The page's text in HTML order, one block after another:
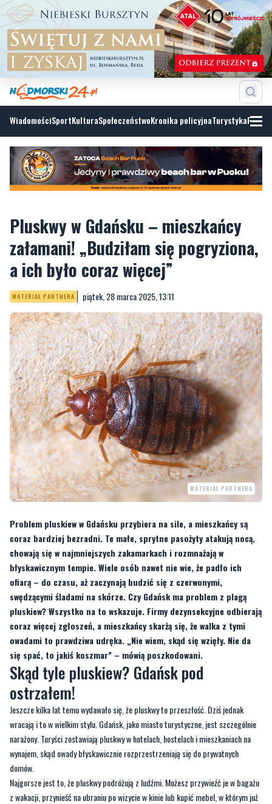
WiadomościSportKulturaSpołeczeństwoKronika policyjnaTurystyka
Pluskwy w Gdańsku – mieszkańcy
załamani! „Budziłam się pogryziona,
a ich było coraz więcej”
MATERIAŁ PARTNERA piątek, 28 marca 2025, 13:11
MATERIAŁ PARTNERA
Problem pluskiew w Gdańsku przybiera na sile, a mieszkańcy są
coraz bardziej bezradni. Te małe, sprytne pasożyty atakują nocą,
chowają się w najmniejszych zakamarkach i rozmnażają w
błyskawicznym tempie. Wiele osób nawet nie wie, że padło ich
ofiarą – do czasu, aż zaczynają budzić się z czerwonymi,
swędzącymi śladami na skórze. Czy Gdańsk ma problem z plagą
pluskiew? Wszystko na to wskazuje. Firmy dezynsekcyjne odbierają
coraz więcej zgłoszeń, a mieszkańcy skarżą się, że walka z tymi
owadami to prawdziwa udręka. „Nie wiem, skąd się wzięły. Nie da
się spać, to jakiś koszmar” – mówią poszkodowani.
Skąd tyle pluskiew? Gdańsk pod
ostrzałem!
Jeszcze kilka lat temu wydawało się, że pluskwy to przeszłość. Dziś jednak
wracają i to w wielkim stylu. Gdańsk, jako miasto turystyczne, jest szczególnie
narażony. Turyści zostawiają pluskwy w hotelach, hostelach i mieszkaniach na
wynajem, skąd owady błyskawicznie rozprzestrzeniają się do prywatnych
domów.
Najgorsze jest to, że pluskwy podróżują z ludźmi. Możesz przywieźć je w bagażu
z wakacji, przynieść na ubraniu po wizycie w kinie lub kupić mebel, w którym już